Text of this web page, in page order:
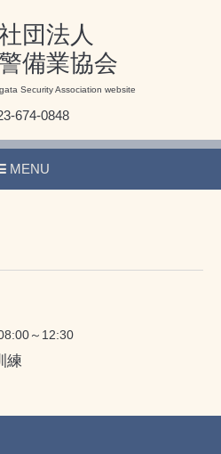
団法人
備業協会
Security Association website
674-0848
MENU
～12:30
練